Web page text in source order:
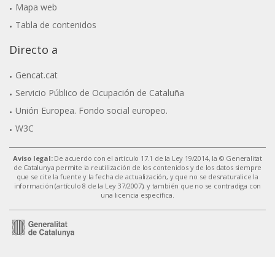
Mapa web
Tabla de contenidos
Directo a
Gencat.cat
Servicio Público de Ocupación de Cataluña
Unión Europea. Fondo social europeo.
W3C
Aviso legal:De acuerdo con el artículo 17.1 de la Ley 19/2014, la © Generalitat
de Catalunya permite la reutilización de los contenidos y de los datos siempre
que se cite la fuente y la fecha de actualización, y que no se desnaturalice la
información (artículo 8 de la Ley 37/2007), y también que no se contradiga con
una licencia específica.